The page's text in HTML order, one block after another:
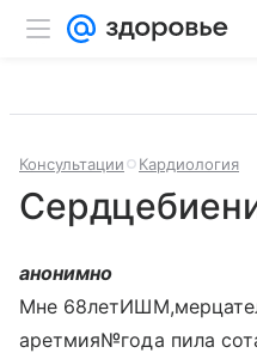
Консультации Кардиология
анонимно
Мне
аретмия№года пила